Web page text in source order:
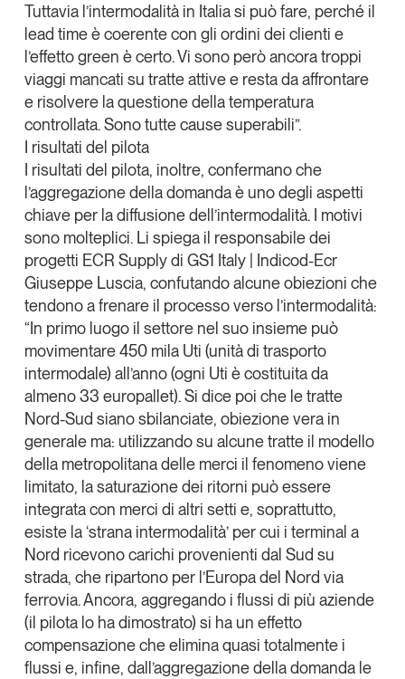
Tuttavia l’intermodalità in Italia si può fare, perché il
lead time è coerente con gli ordini dei clienti e
l’effetto green è certo. Vi sono però ancora troppi
viaggi mancati su tratte attive e resta da affrontare
e risolvere la questione della temperatura
controllata.Sono tutte cause superabili”.
I risultati del pilota
I risultati del pilota, inoltre, confermano che
l’aggregazione della domandaè uno degli aspetti
chiave per la diffusione dell’intermodalità. I motivi
sono molteplici. Li spiega il responsabile dei
progetti ECR Supply di GS1 Italy | Indicod-Ecr
Giuseppe Luscia, confutando alcune obiezioni che
tendono a frenare il processo verso l’intermodalità:
“In primo luogo il settore nel suo insieme può
movimentare 450 mila Uti (unità di trasporto
intermodale) all’anno (ogni Uti è costituita da
almeno 33 europallet). Si dice poi che le tratte
Nord-Sud siano sbilanciate, obiezione vera in
generale ma: utilizzando su alcune tratte il modello
della metropolitana delle merci il fenomeno viene
limitato, la saturazione dei ritorni può essere
integrata con merci di altri setti e, soprattutto,
esiste la ‘strana intermodalità’ per cui i terminal a
Nord ricevono carichi provenienti dal Sud su
strada, che ripartono per l’Europa del Nord via
ferrovia. Ancora, aggregando i flussi di più aziende
(il pilota lo ha dimostrato) si ha un effetto
compensazione che elimina quasi totalmente i
flussi e, infine, dall’aggregazione della domanda le